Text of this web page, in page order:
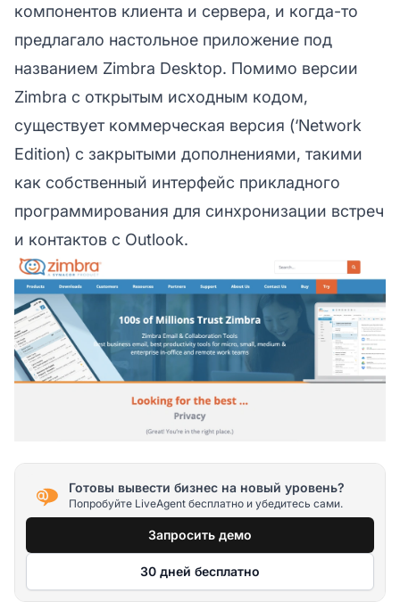
компонентов клиента и сервера, и когда-то
предлагало настольное приложение под
названием Zimbra Desktop. Помимо версии
Zimbra с открытым исходным кодом,
существует коммерческая версия (‘Network
Edition) с закрытыми дополнениями, такими
как собственный интерфейс прикладного
программирования для синхронизации встреч
и контактов с Outlook.
Готовы вывести бизнес на новый уровень?
Попробуйте LiveAgent бесплатно и убедитесь сами.
Запросить демо
30 дней бесплатно